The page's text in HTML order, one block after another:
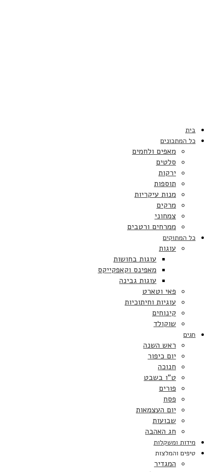
בית
כל המתכונים
מאפים ולחמים
סלטים
ירקות
תוספות
מנות עיקריות
מרקים
צמחוני
ממרחים ורטבים
כל המתוקים
עוגות
עוגות בחושות
מאפינס וקאפקייקס
עוגות גבינה
פאי וטארט
עוגיות וחיתוכיות
קינוחים
שוקולד
חגים
ראש השנה
יום כיפור
חנוכה
ט”ו בשבט
פורים
פסח
יום העצמאות
שבועות
חג האהבה
מידות ומשקלות
טיפים והמלצות
המגדיר